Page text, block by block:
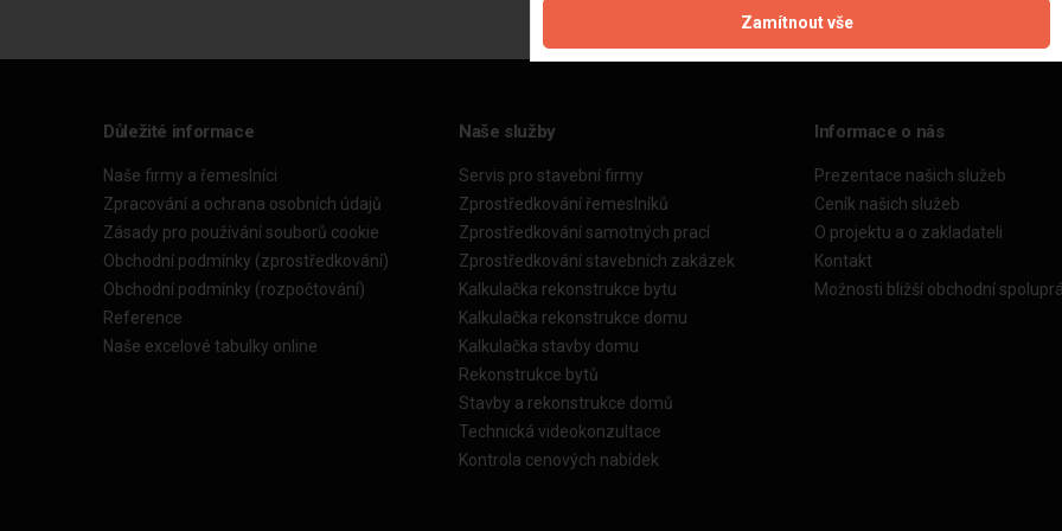
Důležité informace
Naše firmy a řemeslníci
Zpracování a ochrana osobních údajů
Zásady pro používání souborů cookie
Obchodní podmínky (zprostředkování)
Obchodní podmínky (rozpočtování)
Reference
Naše excelové tabulky online
Naše služby
Servis pro stavební firmy
Zprostředkování řemeslníků
Zprostředkování samotných prací
Zprostředkování stavebních zakázek
Kalkulačka rekonstrukce bytu
Kalkulačka rekonstrukce domu
Kalkulačka stavby domu
Rekonstrukce bytů
Stavby a rekonstrukce domů
Technická videokonzultace
Kontrola cenových nabídek
Informace o nás
Prezentace našich služeb
Ceník našich služeb
O projektu a o zakladateli
Kontakt
Možnosti bližší obchodní
Zamítnout vše